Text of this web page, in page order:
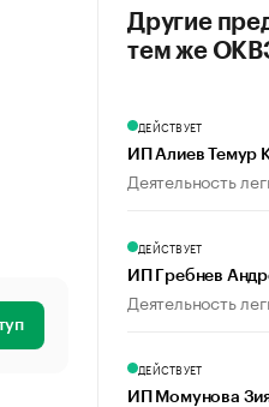
Другие
тем же
ДЕЙСТВУЕТ
ИП Алиев Темур
Деятельность
ДЕЙСТВУЕТ
ИП Гребнев
Деятельность
ДЕЙСТВУЕТ
ИП Момунова